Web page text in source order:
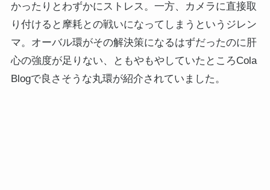
かったりとわずかにストレス。一方、カメラに直接取
り付けると摩耗との戦いになってしまうというジレン
マ。オーバル環がその解決策になるはずだったのに肝
心の強度が足りない、ともやもやしていたところCola
Blogで良さそうな丸環が紹介されていました。